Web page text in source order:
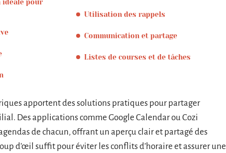
idéale pour
Utilisation des rappels
Communication et partage
Listes de courses et de tâches
apportent des solutions pratiques pour partager
Des applications comme Google Calendar ou Cozi
de chacun, offrant un aperçu clair et partagé des
d’œil suffit pour éviter les conflits d’horaire et assurer une